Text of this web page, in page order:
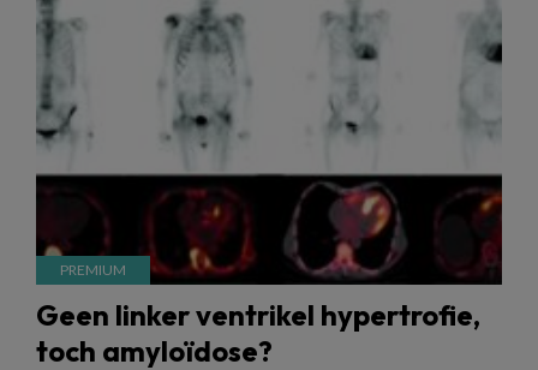
Geen linker ventrikel hypertrofie,
toch amyloïdose?